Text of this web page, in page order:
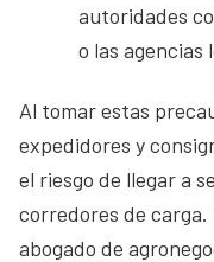
autoridades
o las agencias
Al tomar estas
expedidores y
el riesgo de llegar a
corredores de
abogado de